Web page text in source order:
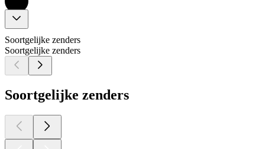
Soortgelijke zenders
Soortgelijke zenders
Soortgelijke zenders